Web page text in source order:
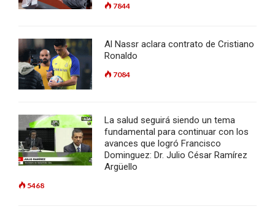
7844
Al Nassr aclara contrato de Cristiano
Ronaldo
7084
La salud seguirá siendo un tema
fundamental para continuar con los
avances que logró Francisco
Dominguez: Dr. Julio César Ramírez
Argüello
5468